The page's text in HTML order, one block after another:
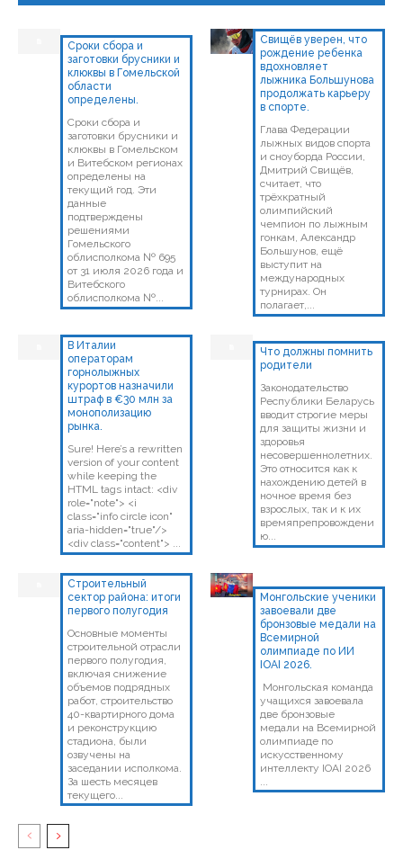
Сроки сбора и
заготовки брусники и
клюквы в Гомельской
области
определены.
Сроки сбора и
заготовки брусники и
клюквы в Гомельском
и Витебском регионах
определены на
текущий год. Эти
данные
подтверждены
решениями
Гомельского
облисполкома № 695
от 31 июля 2026 года и
Витебского
облисполкома №...
Свищёв уверен, что
рождение ребенка
вдохновляет
лыжника Большунова
продолжать карьеру
в спорте.
Глава Федерации
лыжных видов спорта
и сноуборда России,
Дмитрий Свищёв,
считает, что
трёхкратный
олимпийский
чемпион по лыжным
гонкам, Александр
Большунов, ещё
выступит на
международных
турнирах. Он
полагает,...
В Италии
операторам
горнолыжных
курортов назначили
штраф в €30 млн за
монополизацию
рынка.
Sure! Here’s a rewritten
version of your content
while keeping the
HTML tags intact: <div
role="note"> <i
class="info circle icon"
aria-hidden="true"/>
Что должны помнить
родители
Законодательство
Республики Беларусь
вводит строгие меры
для защиты жизни и
здоровья
несовершеннолетних.
Это относится как к
нахождению детей в
ночное время без
взрослых, так и к их
времяпрепровождени
ю...
Строительный
сектор района: итоги
первого полугодия
Основные моменты
строительной отрасли
первого полугодия,
включая снижение
объемов подрядных
работ, строительство
40-квартирного дома
и реконструкцию
стадиона, были
озвучены на
заседании исполкома.
За шесть месяцев
текущего...
Монгольские ученики
завоевали две
бронзовые медали на
Всемирной
олимпиаде по ИИ
IOAI 2026.
учащихся завоевала
две бронзовые
медали на Всемирной
олимпиаде по
искусственному
интеллекту IOAI 2026